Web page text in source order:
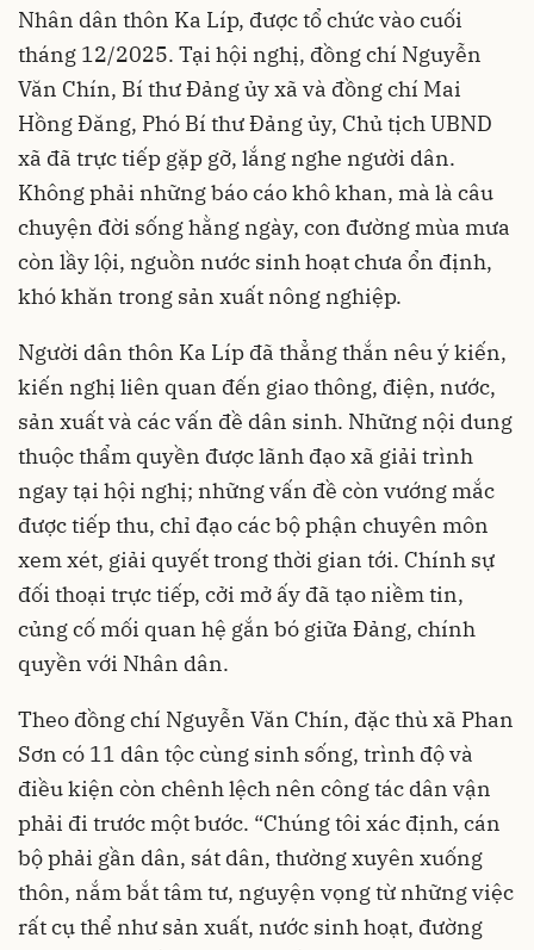
Nhân dân thôn Ka Líp, được tổ chức vào cuối
tháng 12/2025. Tại hội nghị, đồng chí Nguyễn
Văn Chín, Bí thư Đảng ủy xã và đồng chí Mai
Hồng Đăng, Phó Bí thư Đảng ủy, Chủ tịch UBND
xã đã trực tiếp gặp gỡ, lắng nghe người dân.
Không phải những báo cáo khô khan, mà là câu
chuyện đời sống hằng ngày, con đường mùa mưa
còn lầy lội, nguồn nước sinh hoạt chưa ổn định,
khó khăn trong sản xuất nông nghiệp.
Người dân thôn Ka Líp đã thẳng thắn nêu ý kiến,
kiến nghị liên quan đến giao thông, điện, nước,
sản xuất và các vấn đề dân sinh. Những nội dung
thuộc thẩm quyền được lãnh đạo xã giải trình
ngay tại hội nghị; những vấn đề còn vướng mắc
được tiếp thu, chỉ đạo các bộ phận chuyên môn
xem xét, giải quyết trong thời gian tới. Chính sự
đối thoại trực tiếp, cởi mở ấy đã tạo niềm tin,
củng cố mối quan hệ gắn bó giữa Đảng, chính
quyền với Nhân dân.
Theo đồng chí Nguyễn Văn Chín, đặc thù xã Phan
Sơn có 11 dân tộc cùng sinh sống, trình độ và
điều kiện còn chênh lệch nên công tác dân vận
phải đi trước một bước. “Chúng tôi xác định, cán
bộ phải gần dân, sát dân, thường xuyên xuống
thôn, nắm bắt tâm tư, nguyện vọng từ những việc
rất cụ thể như sản xuất, nước sinh hoạt, đường